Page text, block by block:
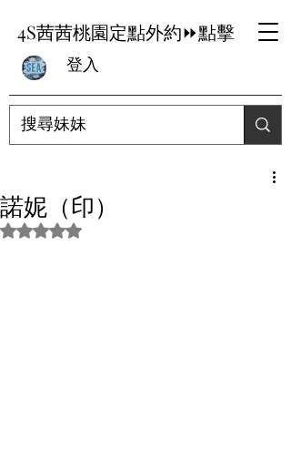
4S茜茜桃園定點外約⏩點擊
登入
諾妮（印）
評等為 NaN（最高為 5 顆星）。